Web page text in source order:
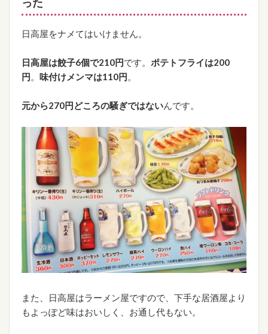
日高屋をナメてはいけません。
日高屋は餃子6個で210円です。 ポテトフライは200
円。 味付けメンマは110円。
元から270円どころの騒ぎではないんです。
また、日高屋はラーメン屋ですので、下手な居酒屋より
もよっぽど味はおいしく、お通し代もない。